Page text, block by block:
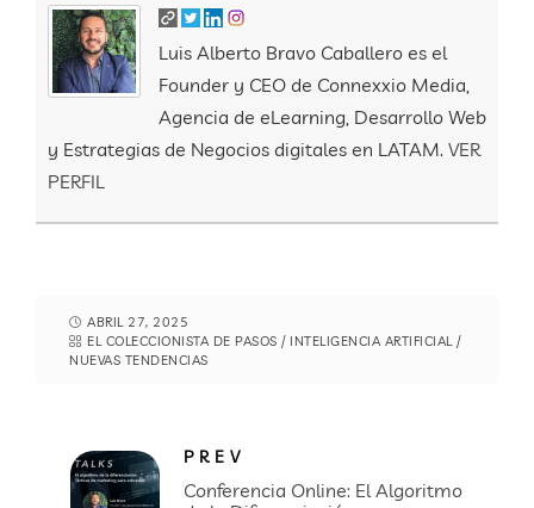
Luis Alberto Bravo Caballero es el
Founder y CEO de Connexxio Media,
Agencia de eLearning, Desarrollo Web
y Estrategias de Negocios digitales en LATAM. VER
PERFIL
ABRIL 27, 2025
EL COLECCIONISTA DE PASOS / INTELIGENCIA ARTIFICIAL /
NUEVAS TENDENCIAS
PREV
Conferencia Online: El Algoritmo